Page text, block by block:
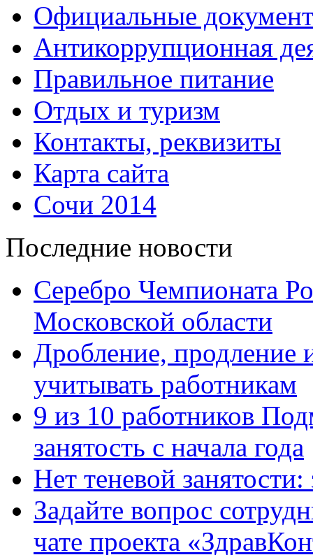
Официальные
Антикоррупционная
Правильное питание
Отдых и туризм
Контакты, реквизиты
Карта сайта
Сочи 2014
Последние новости
Серебро Чемпионата
Московской области
Дробление, продление
учитывать работникам
9 из 10 работников
занятость с начала года
Нет теневой
Задайте вопрос
чате проекта